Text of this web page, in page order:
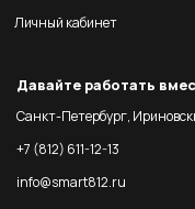
Личный кабинет
Давайте работать
Санкт-Петербург,
+7 (812) 611-12-13
info@smart812.ru